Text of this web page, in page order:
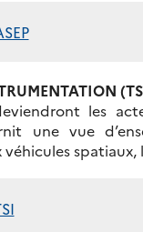
les
une vue